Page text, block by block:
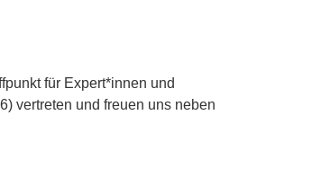
für Expert*innen und
vertreten und freuen uns neben